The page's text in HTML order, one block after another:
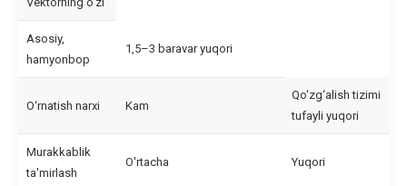
Elektromotorlarning
kapital
Elektromotorni
ta'mirdan
keyingi
Asosiy,
hamyonbop
1,5–3 baravar yuqori
O‘rnatish narxi Kam
Qo‘zg‘alish tizimi
tufayli yuqori
Murakkablik
ta'mirlash
O'rtacha Yuqori